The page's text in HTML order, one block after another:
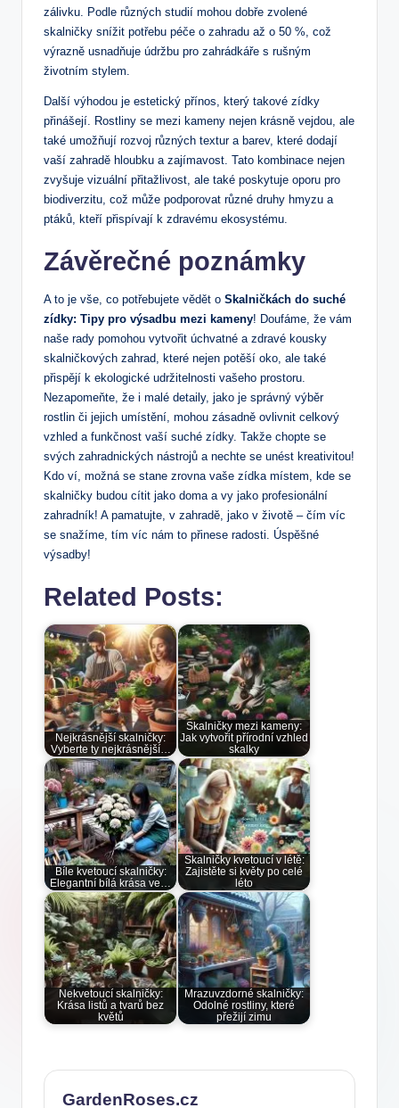
⁤zálivku. Podle různých studií ⁢mohou dobře zvolené
skalničky snížit potřebu péče o zahradu až o 50 %, což
výrazně usnadňuje‌ údržbu pro zahrádkáře s rušným
životním stylem.
Další výhodou je estetický přínos, který takové zídky
přinášejí. Rostliny se mezi kameny nejen krásně⁣ vejdou, ale
také umožňují rozvoj různých textur a barev, které dodají
vaší zahradě hloubku a⁤ zajímavost. Tato kombinace nejen
zvyšuje vizuální přitažlivost, ale také​ poskytuje oporu pro
biodiverzitu, což může⁢ podporovat různé​ druhy hmyzu a⁣
ptáků, kteří přispívají k zdravému ekosystému.
Závěrečné poznámky
A to je vše, co potřebujete vědět o Skalničkách do suché
zídky: Tipy pro výsadbu⁣ mezi kameny! Doufáme, že​ vám
naše rady pomohou vytvořit úchvatné a zdravé kousky
skalničkových zahrad, které nejen potěší oko, ale také
přispějí k ekologické udržitelnosti ⁣vašeho prostoru.
Nezapomeňte, že i malé detaily, jako je správný výběr
rostlin či jejich umístění, mohou zásadně ⁢ovlivnit celkový
vzhled a funkčnost vaší suché zídky. Takže chopte se
svých zahradnických nástrojů a⁤ nechte se unést kreativitou!
Kdo ví, možná se stane zrovna vaše zídka ‌místem, kde se
skalničky budou cítit jako doma a vy jako profesionální
zahradník! A pamatujte, v zahradě, jako v životě – čím víc
se snažíme, tím víc nám to přinese radosti. Úspěšné
výsadby!
Related Posts:
Nejkrásnější skalničky:
Vyberte ty nejkrásnější…
Skalničky mezi kameny:
Jak vytvořit přírodní vzhled
skalky
Bíle kvetoucí skalničky:
Elegantní bílá krása ve…
Skalničky kvetoucí v létě:
Zajistěte si květy po celé
léto
Nekvetoucí skalničky:
Krása listů a tvarů bez
květů
Mrazuvzdorné skalničky:
Odolné rostliny, které
přežijí zimu
GardenRoses.cz